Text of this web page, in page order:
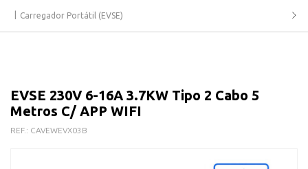
Carregador Portátil (EVSE)
EVSE 230V 6-16A 3.7KW Tipo 2 Cabo 5
Metros C/ APP WIFI
REF.: CAVEWEVX03B